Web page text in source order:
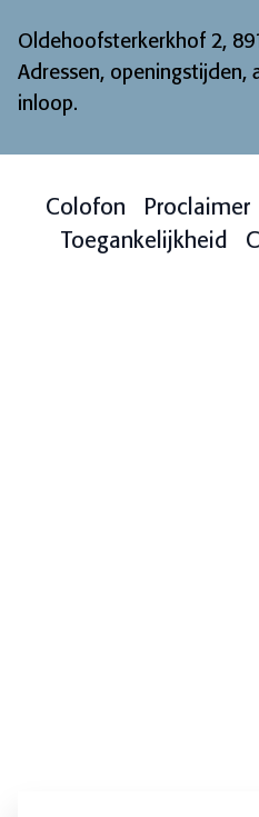
Oldehoofsterkerkhof 2,
Adressen, openingstijden,
inloop.
Colofon Proclaimer
Toegankelijkheid